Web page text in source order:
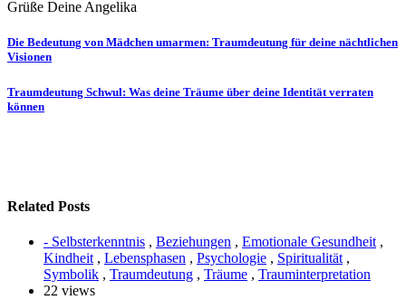
Grüße Deine Angelika
Beitragsnavigation
Die Bedeutung von Mädchen umarmen: Traumdeutung für deine nächtlichen
Visionen
Traumdeutung Schwul: Was deine Träume über deine Identität verraten
können
Related Posts
- Selbsterkenntnis , Beziehungen , Emotionale Gesundheit ,
Kindheit , Lebensphasen , Psychologie , Spiritualität ,
Symbolik , Traumdeutung , Träume , Trauminterpretation
22 views